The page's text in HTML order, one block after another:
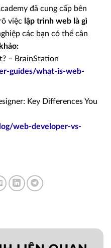
đã cung cấp bên
việc lập trình web là gì
các bạn có thể cân
– BrainStation
guides/what-is-web-
Key Differences You
web-developer-vs-